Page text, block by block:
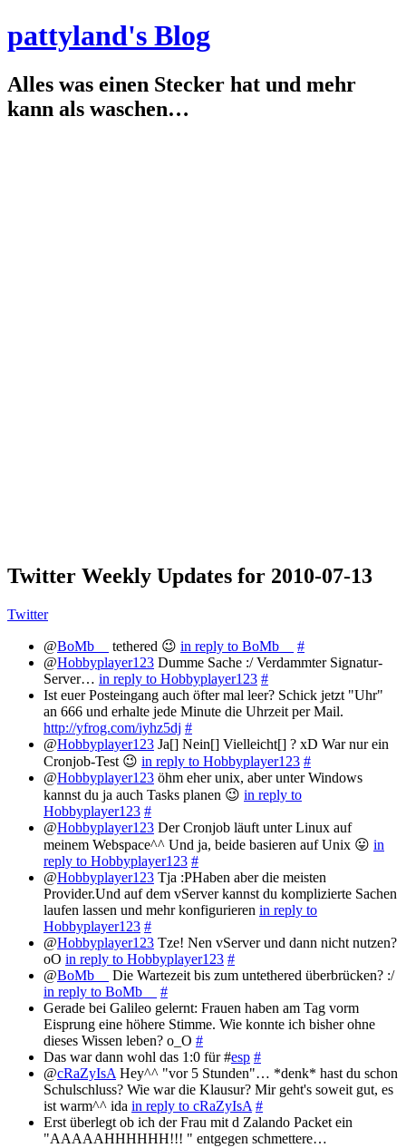
pattyland's Blog
Alles was einen Stecker hat und mehr
kann als waschen…
Twitter Weekly Updates for 2010-07-13
Twitter
@BoMb__ tethered 😉 in reply to BoMb__
#
@Hobbyplayer123 Dumme Sache :/ Verdammter Signatur-
Server… in reply to Hobbyplayer123 #
Ist euer Posteingang auch öfter mal leer? Schick jetzt "Uhr"
an 666 und erhalte jede Minute die Uhrzeit per Mail.
http://yfrog.com/iyhz5dj #
@Hobbyplayer123 Ja[] Nein[] Vielleicht[] ? xD War nur ein
Cronjob-Test 😉 in reply to Hobbyplayer123 #
@Hobbyplayer123 öhm eher unix, aber unter Windows
kannst du ja auch Tasks planen 😉 in reply to
Hobbyplayer123 #
@Hobbyplayer123 Der Cronjob läuft unter Linux auf
meinem Webspace^^ Und ja, beide basieren auf Unix 😛 in
reply to Hobbyplayer123 #
@Hobbyplayer123 Tja :PHaben aber die meisten
Provider.Und auf dem vServer kannst du komplizierte Sachen
laufen lassen und mehr konfigurieren in reply to
Hobbyplayer123 #
@Hobbyplayer123 Tze! Nen vServer und dann nicht nutzen?
oO in reply to Hobbyplayer123 #
@BoMb__
Die Wartezeit bis zum untethered überbrücken? :/
in reply to BoMb__
#
Gerade bei Galileo gelernt: Frauen haben am Tag vorm
Eisprung eine höhere Stimme. Wie konnte ich bisher ohne
dieses Wissen leben? o_O #
Das war dann wohl das 1:0 für #esp #
@cRaZyIsA Hey^^ "vor 5 Stunden"… *denk* hast du schon
Schulschluss? Wie war die Klausur? Mir geht's soweit gut, es
ist warm^^ ida in reply to cRaZyIsA #
Erst überlegt ob ich der Frau mit d Zalando Packet ein
"AAAAAHHHHHH!!! " entgegen schmettere…